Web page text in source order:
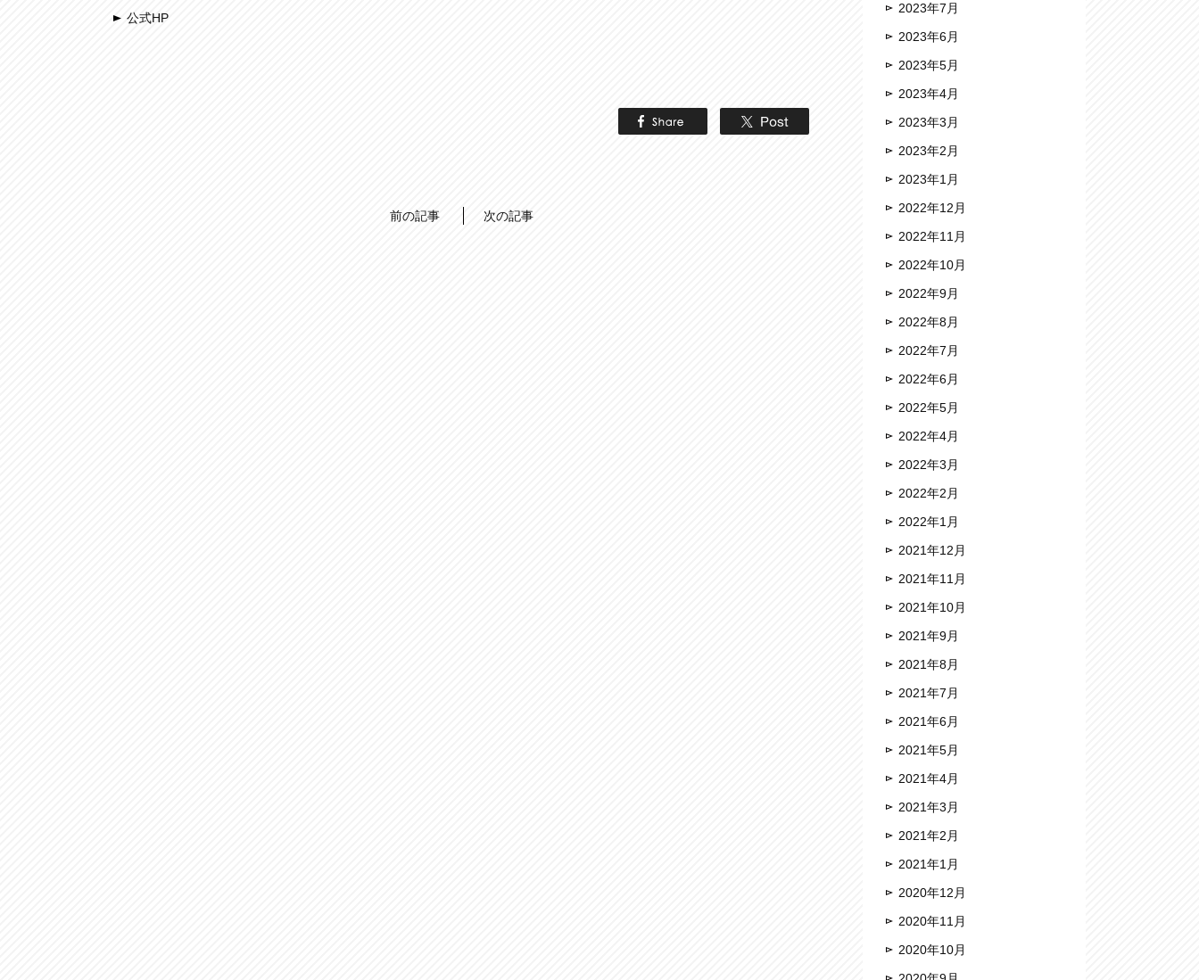
公式HP
前の記事 次の記事
2023年7月
2023年6月
2023年5月
2023年4月
2023年3月
2023年2月
2023年1月
2022年12月
2022年11月
2022年10月
2022年9月
2022年8月
2022年7月
2022年6月
2022年5月
2022年4月
2022年3月
2022年2月
2022年1月
2021年12月
2021年11月
2021年10月
2021年9月
2021年8月
2021年7月
2021年6月
2021年5月
2021年4月
2021年3月
2021年2月
2021年1月
2020年12月
2020年11月
2020年10月